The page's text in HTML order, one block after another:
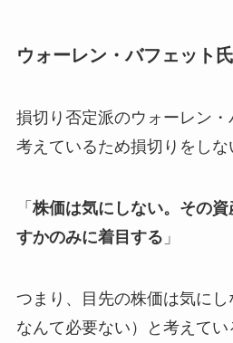
ウォーレン・バフェット
損切り否定派のウォーレン・
考えているため損切りをしな
「 株価は気にしない。その
すかのみに着目する 」
つまり、目先の株価は気にし
なんて必要ない）と考えてい